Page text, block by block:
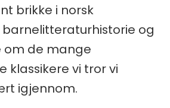
brikke i norsk
og
om de mange
klassikere vi tror vi
igjennom.